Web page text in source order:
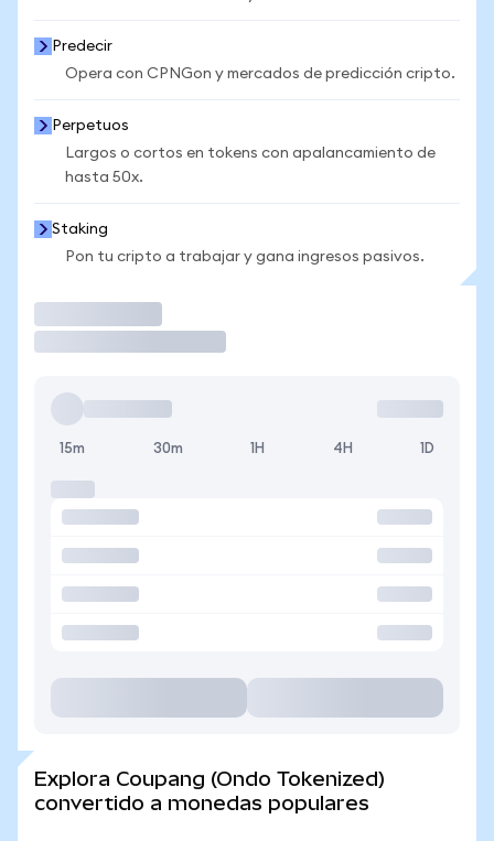
Predecir
Opera con CPNGon y mercados de predicción cripto.
Perpetuos
Largos o cortos en tokens con apalancamiento de
hasta 50x.
Staking
Pon tu cripto a trabajar y gana ingresos pasivos.
15m 30m 1H 4H 1D
Explora Coupang (Ondo Tokenized)
convertido a monedas populares